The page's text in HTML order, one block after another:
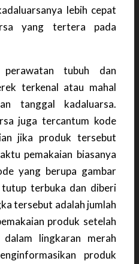
lebih cepat
yang tertera pada
perawatan tubuh dan
terkenal atau mahal
tanggal kadaluarsa.
juga tercantum kode
jika produk tersebut
pemakaian biasanya
yang berupa gambar
terbuka dan diberi
tersebut adalah jumlah
produk setelah
lingkaran merah
produk